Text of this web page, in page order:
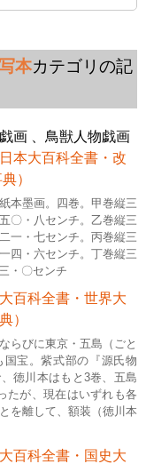
本カテゴリの記
画 、鳥獣人物戯画
本大百科全書・改
）
本墨画。四巻。甲巻縦三
〇・八センチ。乙巻縦三
一・七センチ。丙巻縦三
四・六センチ。丁巻縦三
・〇センチ
大百科全書・世界大
）
らびに東京・五島（ごと
宝。紫式部の『源氏物
徳川本はもと3巻、五島
たが、現在はいずれも各
を離して、額装（徳川本
大百科全書・国史大